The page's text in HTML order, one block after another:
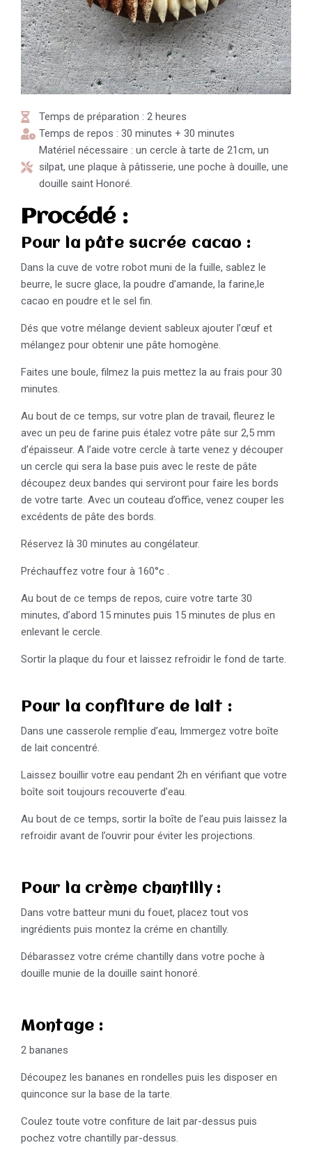
Temps de préparation : 2 heures
Temps de repos : 30 minutes + 30 minutes
Matériel nécessaire : un cercle à tarte de 21cm, un
silpat, une plaque à pâtisserie, une poche à douille, une
douille saint Honoré.
Procédé :
Pour la pâte sucrée cacao :
Dans la cuve de votre robot muni de la fuille, sablez le
beurre, le sucre glace, la poudre d’amande, la farine,le
cacao en poudre et le sel fin.
Dés que votre mélange devient sableux ajouter l’œuf et
mélangez pour obtenir une pâte homogène.
Faites une boule, filmez la puis mettez la au frais pour 30
minutes.
Au bout de ce temps, sur votre plan de travail, fleurez le
avec un peu de farine puis étalez votre pâte sur 2,5 mm
d’épaisseur. A l’aide votre cercle à tarte venez y découper
un cercle qui sera la base puis avec le reste de pâte
découpez deux bandes qui serviront pour faire les bords
de votre tarte. Avec un couteau d’office, venez couper les
excédents de pâte des bords.
Réservez là 30 minutes au congélateur.
Préchauffez votre four à 160°c .
Au bout de ce temps de repos, cuire votre tarte 30
minutes, d’abord 15 minutes puis 15 minutes de plus en
enlevant le cercle.
Sortir la plaque du four et laissez refroidir le fond de tarte.
Pour la confiture de lait :
Dans une casserole remplie d’eau, Immergez votre boîte
de lait concentré.
Laissez bouillir votre eau pendant 2h en vérifiant que votre
boîte soit toujours recouverte d’eau.
Au bout de ce temps, sortir la boîte de l’eau puis laissez la
refroidir avant de l’ouvrir pour éviter les projections.
Pour la crème chantilly :
Dans votre batteur muni du fouet, placez tout vos
ingrédients puis montez la créme en chantilly.
Débarassez votre créme chantilly dans votre poche à
douille munie de la douille saint honoré.
Montage :
2 bananes
Découpez les bananes en rondelles puis les disposer en
quinconce sur la base de la tarte.
Coulez toute votre confiture de lait par-dessus puis
pochez votre chantilly par-dessus.